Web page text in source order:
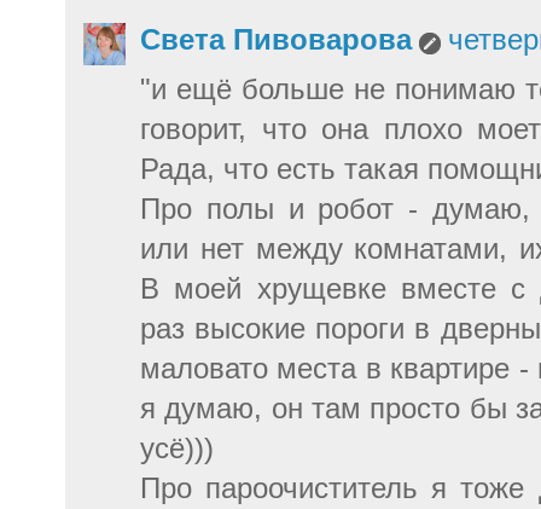
Света Пивоварова
"и ещё больше не понимаю
говорит, что она плохо
Рада, что есть такая
Про полы и робот - думаю,
или нет между комнатами,
В моей хрущевке вместе
раз высокие пороги в
маловато места в квартире -
я думаю, он там просто бы
усё)))
Про пароочиститель я